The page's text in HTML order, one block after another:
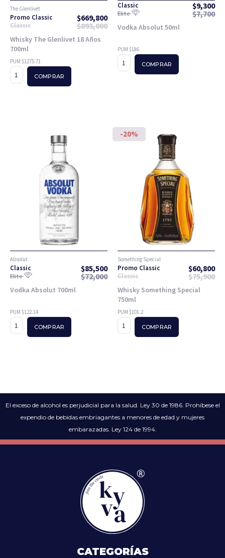
The Glenlivet
Promo Classic $669,800
Classic $893,000
Whisky The Glenlivet 18 Años
700ml
PUM $1275.71
COMPRAR
Classic $9,300
Elite $7,700
Vodka Absolut 50ml
PUM $186
COMPRAR
Absolut
Classic $85,500
Elite $72,000
Vodka Absolut 700ml
PUM $122.14
COMPRAR
-20%
Something Special
Promo Classic $60,800
Classic $75,900
Whisky Something Special
750ml
PUM $101.2
COMPRAR
El exceso de alcohol es perjudicial para la salud. Ley 30 de 1986. Prohíbese el
expendio de bebidas embriagantes a menores de edad y mujeres
embarazadas. Ley 124 de 1994.
CATEGORÍAS